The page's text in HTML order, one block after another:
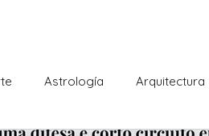
Astrología Arquitectura